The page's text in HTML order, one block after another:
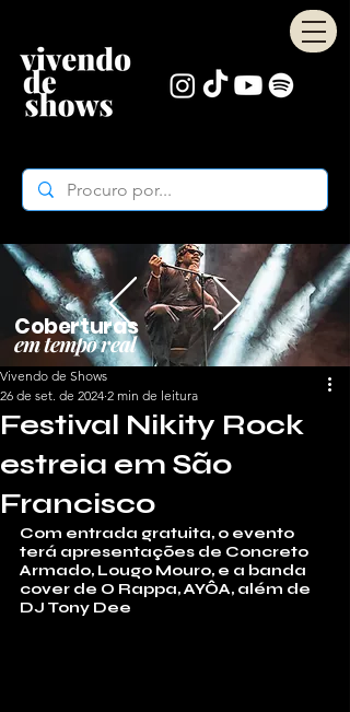
Coberturas
em tempo real
Festival Nikity Rock
estreia em São
Francisco
Vivendo de Shows
26 de set. de 2024 2 min de leitura
Com entrada gratuita, o evento
terá apresentações de Concreto
Armado, Lougo Mouro, e a banda
cover de O Rappa, AYÔA, além de
DJ Tony Dee